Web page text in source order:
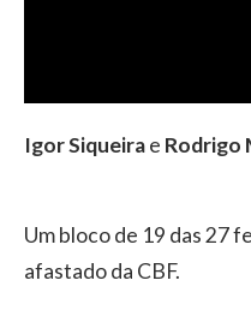
Igor Siqueirae Rodrigo
Um bloco de 19 das 27
afastado da CBF.